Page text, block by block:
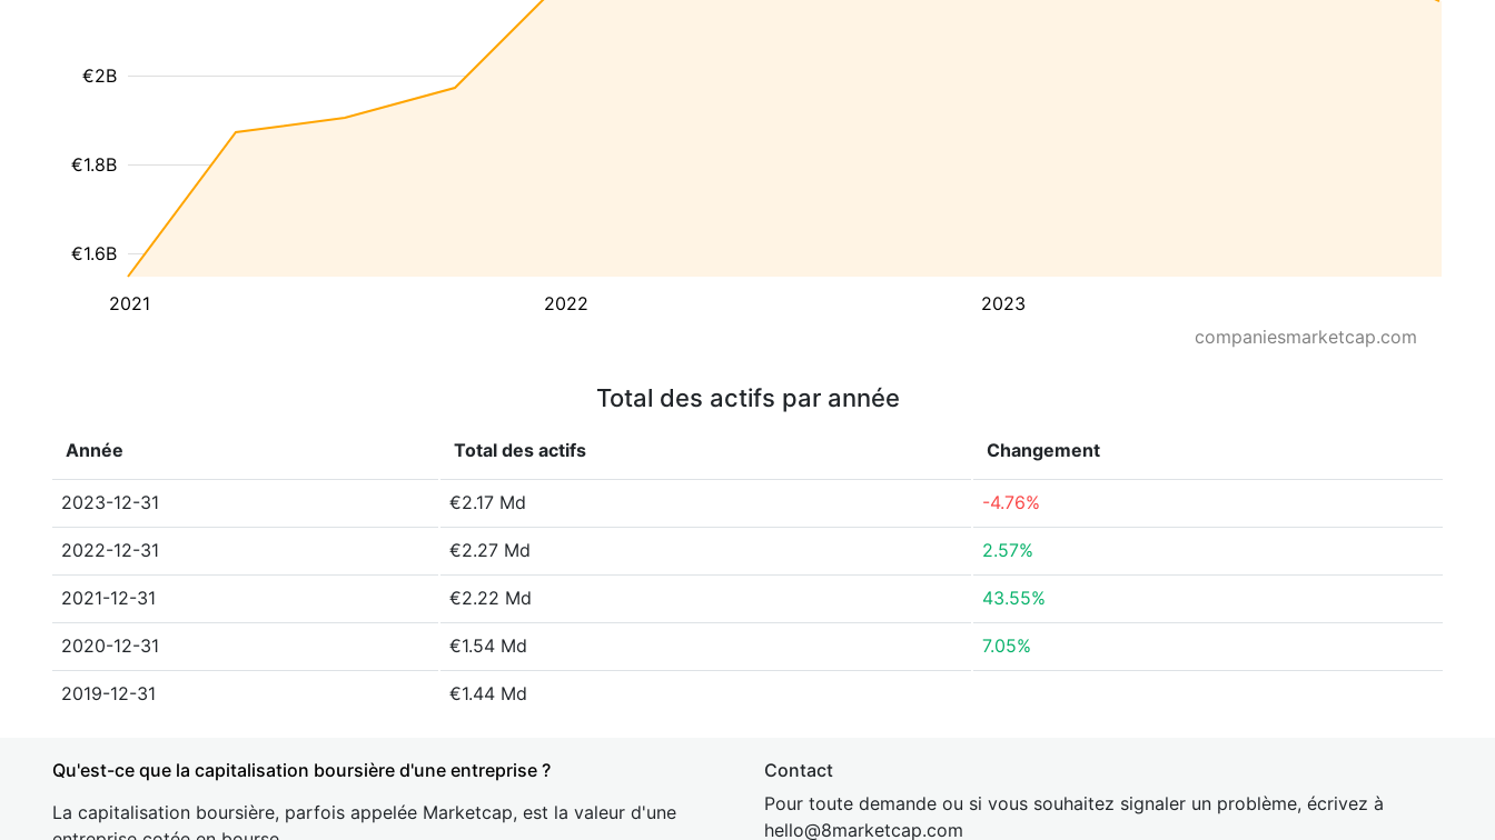
2021 2022 2023
€1.6B
€1.8B
€2B
companiesmarketcap.com
Total des actifs par année
Année Total des actifs Changement
2023-12-31 €2.17 Md -4.76%
2022-12-31 €2.27 Md 2.57%
2021-12-31 €2.22 Md 43.55%
2020-12-31 €1.54 Md 7.05%
2019-12-31 €1.44 Md
Qu'est-ce que la capitalisation boursière d'une entreprise ?
La capitalisation boursière, parfois appelée Marketcap, est la valeur d'une
Contact
Pour toute demande ou si vous souhaitez signaler un problème, écrivez à
hello@8marketcap.com